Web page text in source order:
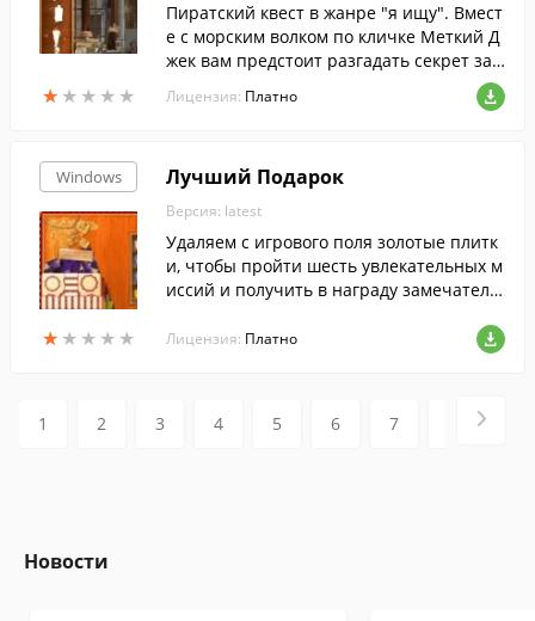
★ ★ ★ ★ ★
★ ★ ★ ★ ★
Пиратский квест в жанре "я ищу". Вмест
е с морским волком по кличке Меткий Д
жек вам предстоит разгадать секрет заг
адочной шкатулки, которая волею судеб
попала ему в руки.
Лицензия: Платно
Windows
★ ★ ★ ★ ★
★ ★ ★ ★ ★
Лучший Подарок
Версия: latest
Удаляем с игрового поля золотые плитк
и, чтобы пройти шесть увлекательных м
иссий и получить в награду замечатель
Лицензия: Платно
1 2 3 4 5 6 7
Новости